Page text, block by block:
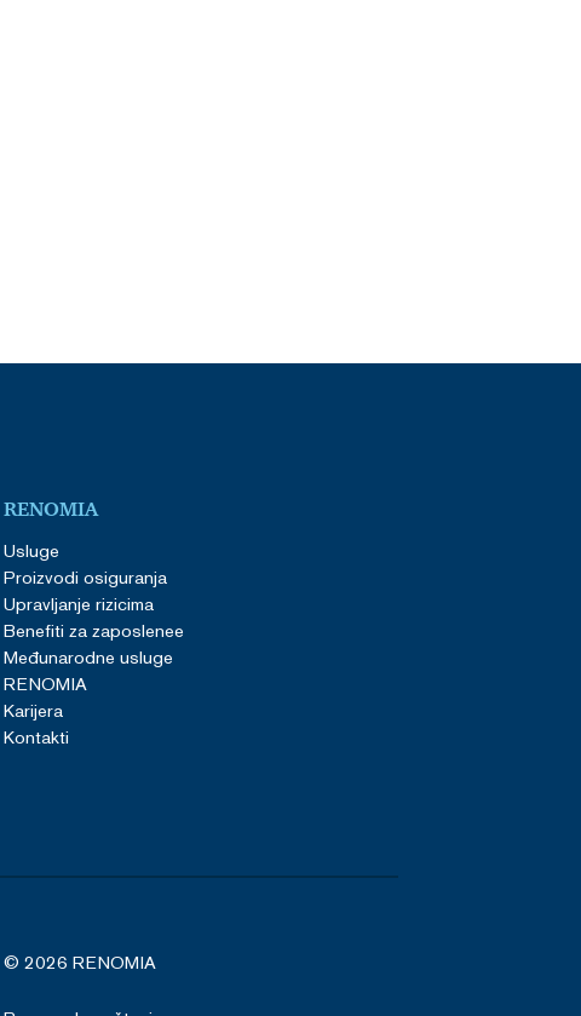
RENOMIA
Usluge
Proizvodi osiguranja
Upravljanje rizicima
Benefiti za zaposlenee
Međunarodne usluge
RENOMIA
Karijera
Kontakti
© 2026 RENOMIA